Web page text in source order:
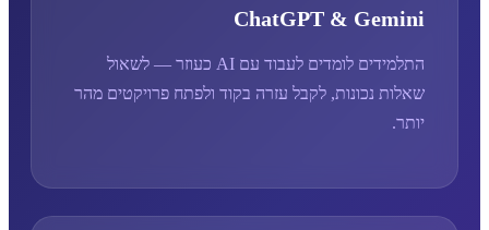
ChatGPT & Gemini
התלמידים לומדים לעבוד עם AI כעוזר — לשאול
שאלות נכונות, לקבל עזרה בקוד ולפתח פרויקטים מהר
יותר.